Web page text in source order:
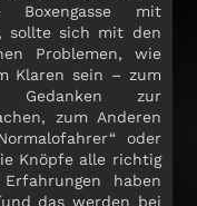
mit
sollte sich mit den
Problemen, wie
Klaren sein – zum
zur
zum Anderen
oder
Knöpfe alle richtig
haben
das werden bei